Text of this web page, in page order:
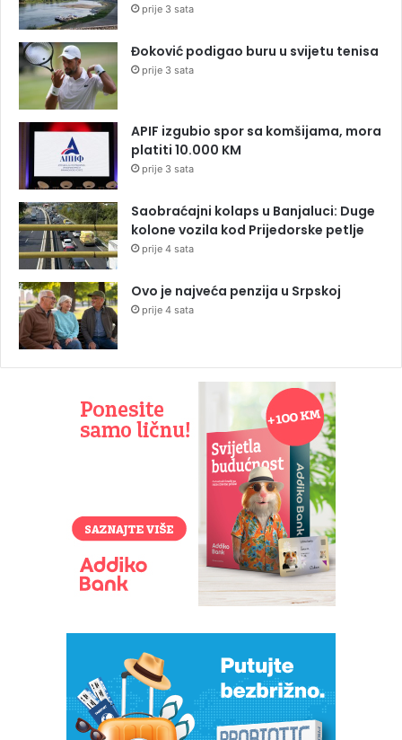
prije 3 sata
Đoković podigao buru u svijetu tenisa
prije 3 sata
APIF izgubio spor sa komšijama, mora
platiti 10.000 KM
prije 3 sata
Saobraćajni kolaps u Banjaluci: Duge
kolone vozila kod Prijedorske petlje
prije 4 sata
Ovo je najveća penzija u Srpskoj
prije 4 sata